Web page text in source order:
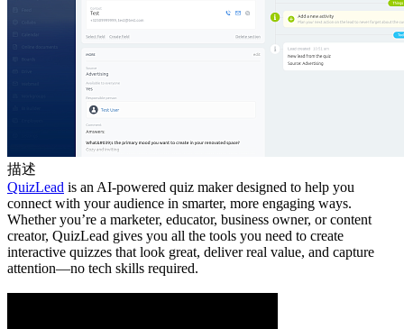
描述
QuizLead is an AI-powered quiz maker designed to help you
connect with your audience in smarter, more engaging ways.
Whether you’re a marketer, educator, business owner, or content
creator, QuizLead gives you all the tools you need to create
interactive quizzes that look great, deliver real value, and capture
attention—no tech skills required.